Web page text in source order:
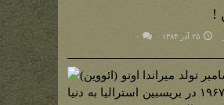
!
۲۵ آذر ۱۳۸۴
۰
۱۶ دسامبر تولد میراندا اوتو (ائووین)
است. او در ۱۹۶۷ در بریسبین استرالیا به دنیا